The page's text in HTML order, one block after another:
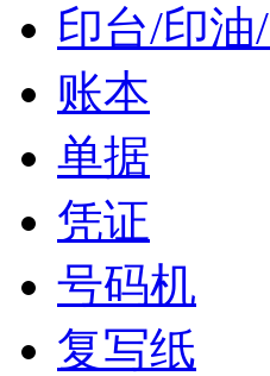
印台/印油
账本
单据
凭证
号码机
复写纸